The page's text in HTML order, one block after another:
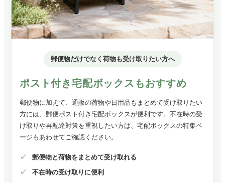
郵便物だけでなく荷物も受け取りたい方へ
ポスト付き宅配ボックスもおすすめ
郵便物に加えて、通販の荷物や日用品もまとめて受け取りたい
方には、郵便ポスト付き宅配ボックスが便利です。不在時の受
け取りや再配達対策を重視したい方は、宅配ボックスの特集ペ
ージもあわせてご確認ください。
郵便物と荷物をまとめて受け取れる
不在時の受け取りに便利